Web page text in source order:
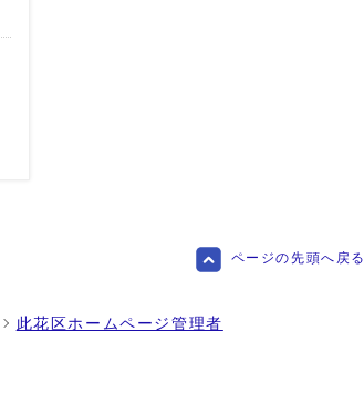
ページの先頭へ戻る
此花区ホームページ管理者